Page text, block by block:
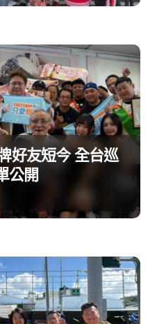
好友短今 全台巡
公開